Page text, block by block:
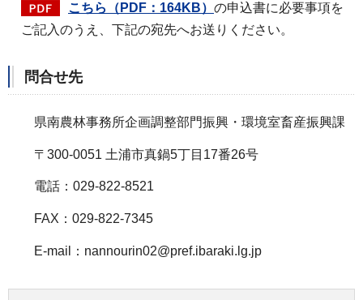
こちら（PDF：164KB） の申込書に必要事項を
ご記入のうえ、下記の宛先へお送りください。
問合せ先
県南農林事務所企画調整部門振興・環境室畜産振興課
〒300-0051 土浦市真鍋5丁目17番26号
電話：029-822-8521
FAX：029-822-7345
E-mail：nannourin02@pref.ibaraki.lg.jp